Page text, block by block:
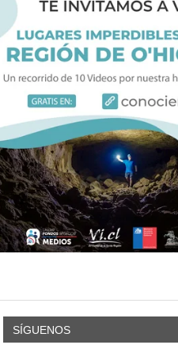
SÍGUENOS